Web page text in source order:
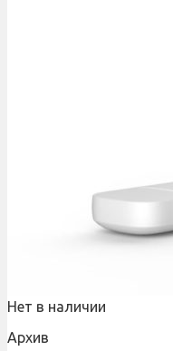
Нет в наличии
Архив